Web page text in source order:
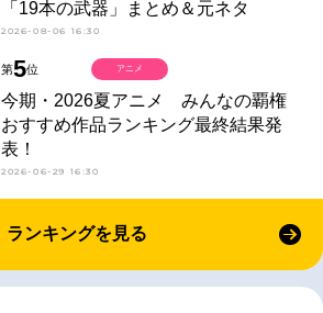
「19本の武器」まとめ＆元ネタ
2026-08-06 16:30
第5位
今期・2026夏アニメ みんなの覇権
おすすめ作品ランキング最終結果発
表！
2026-06-29 16:30
アニメ
ランキングを見る